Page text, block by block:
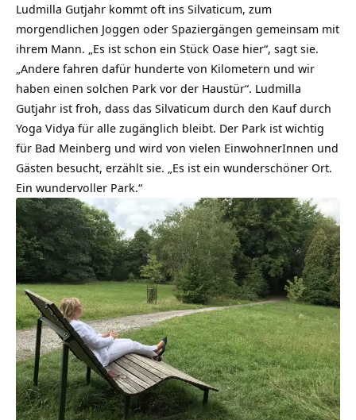
Ludmilla Gutjahr kommt oft ins Silvaticum, zum
morgendlichen Joggen oder Spaziergängen gemeinsam mit
ihrem Mann. „Es ist schon ein Stück Oase hier“, sagt sie.
„Andere fahren dafür hunderte von Kilometern und wir
haben einen solchen Park vor der Haustür“. Ludmilla
Gutjahr ist froh, dass das Silvaticum durch den Kauf durch
Yoga Vidya für alle zugänglich bleibt. Der Park ist wichtig
für Bad Meinberg und wird von vielen EinwohnerInnen und
Gästen besucht, erzählt sie. „Es ist ein wunderschöner Ort.
Ein wundervoller Park.“